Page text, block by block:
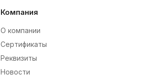
Компания
О компании
Сертификаты
Реквизиты
Новости